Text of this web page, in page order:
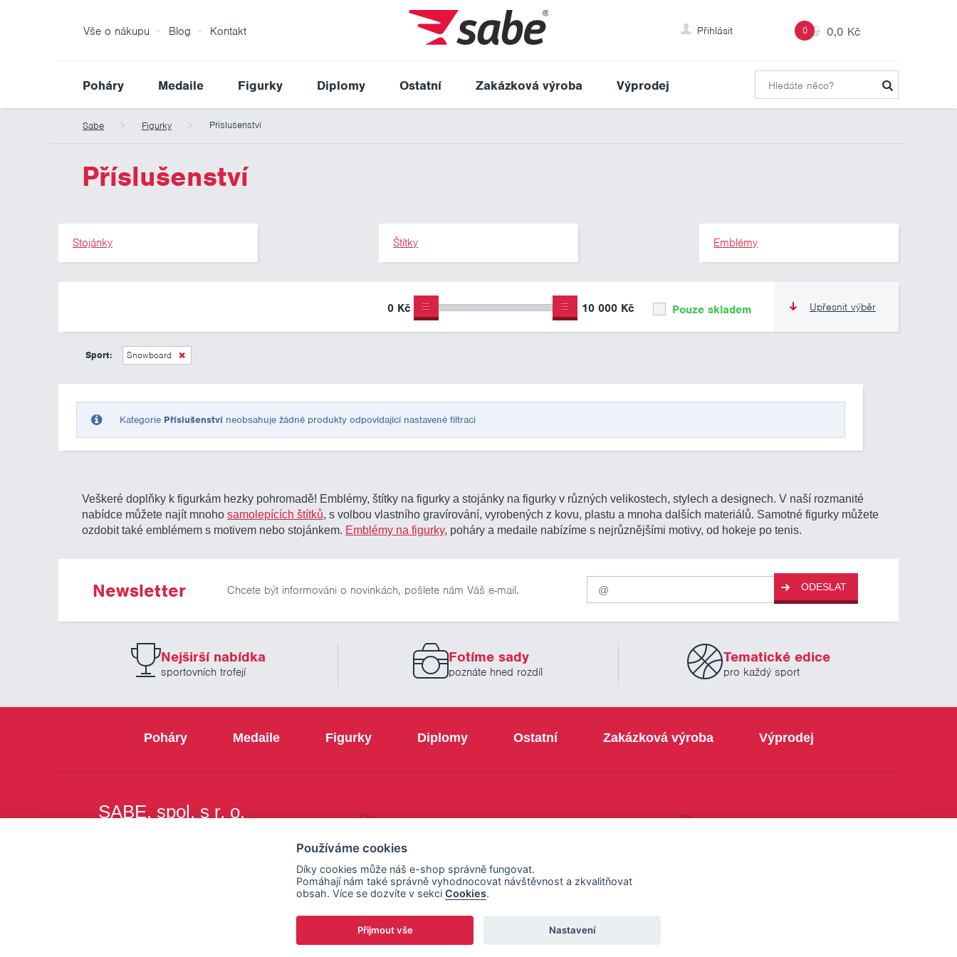
0 0,0 Kč
Přihlásit
Vše o nákupu Blog Kontakt
Poháry Medaile Figurky Diplomy Ostatní Zakázková výroba Výprodej
Sabe Figurky Příslušenství
Příslušenství
Stojánky Štítky Emblémy
Upřesnit výběr
Pouze skladem
0 Kč 10 000 Kč
Sport: Snowboard
Kategorie Příslušenstvíneobsahuje žádné produkty odpovídající nastavené filtraci
Veškeré doplňky k figurkám hezky pohromadě! Emblémy, štítky na figurky a stojánky na figurky v různých velikostech, stylech a designech. V naší rozmanité
nabídce můžete najít mnoho samolepících štítků, s volbou vlastního gravírování, vyrobených z kovu, plastu a mnoha dalších materiálů. Samotné figurky můžete
ozdobit také emblémem s motivem nebo stojánkem. Emblémy na figurky, poháry a medaile nabízíme s nejrůznějšími motivy, od hokeje po tenis.
Newsletter Chcete být informováni o novinkách, pošlete nám Váš e-mail.
Pro
odběr
našich
novinek
ODESLAT
Nejširší nabídka
sportovních trofejí
Fotíme sady
poznáte hned rozdíl
Tematické edice
pro každý sport
Poháry Medaile Figurky Diplomy Ostatní Zakázková výroba Výprodej
SABE, spol. s r. o.
nastavení cookies
Používáme cookies
Díky cookies může náš e-shop správně fungovat.
Pomáhají nám také správně vyhodnocovat návštěvnost a zkvalitňovat
obsah. Více se dozvíte v sekci Cookies.
Přijmout vše Nastavení